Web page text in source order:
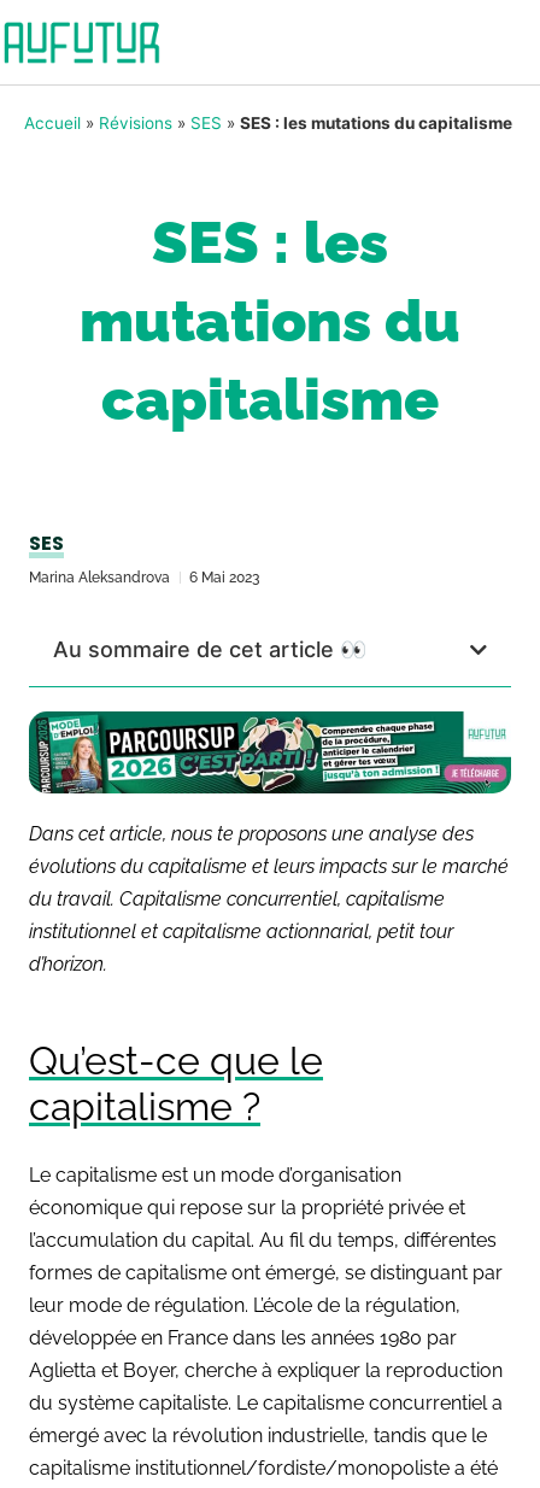
Accueil » Révisions » SES » SES : les mutations du capitalisme
SES : les
mutations du
capitalisme
SES
Marina Aleksandrova 6 Mai 2023
Au sommaire de cet article 👀
Dans cet article, nous te proposons une analyse des
évolutions du capitalisme et leurs impacts sur le marché
du travail. Capitalisme concurrentiel, capitalisme
institutionnel et capitalisme actionnarial, petit tour
d’horizon.
Qu’est-ce que le
capitalisme ?
Le capitalisme est un mode d’organisation
économique qui repose sur la propriété privée et
l’accumulation du capital. Au fil du temps, différentes
formes de capitalisme ont émergé, se distinguant par
leur mode de régulation. L’école de la régulation,
développée en France dans les années 1980 par
Aglietta et Boyer, cherche à expliquer la reproduction
du système capitaliste. Le capitalisme concurrentiel a
émergé avec la révolution industrielle, tandis que le
capitalisme institutionnel/fordiste/monopoliste a été